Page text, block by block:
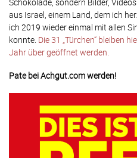
aus Israel, einem Land, dem ich
ich 2019 wieder einmal mit allen
konnte. Die 31 „Türchen“ bleiben
Jahr über geöffnet werden.
Pate bei Achgut.com werden!